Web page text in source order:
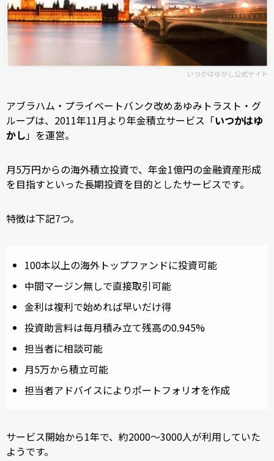
いつかはゆかし公式サイト
アブラハム・プライベートバンク改めあゆみトラスト・グ
ループは、2011年11月より年金積立サービス「いつかはゆ
かし」を運営。
月5万円からの海外積立投資で、年金1億円の金融資産形成
を目指すといった長期投資を目的としたサービスです。
特徴は下記7つ。
100本以上の海外トップファンドに投資可能
中間マージン無しで直接取引可能
金利は複利で始めれば早いだけ得
投資助言料は毎月積み立て残高の0.945%
担当者に相談可能
月5万から積立可能
担当者アドバイスによりポートフォリオを作成
サービス開始から1年で、約2000〜3000人が利用していた
ようです。